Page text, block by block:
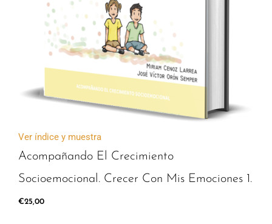
Ver índice y muestra
Acompañando El Crecimiento
Socioemocional. Crecer Con Mis Emociones 1.
€25,00